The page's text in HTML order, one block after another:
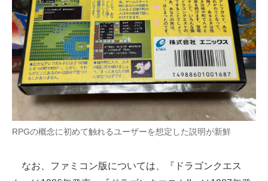
RPGの概念に初めて触れるユーザーを想定した説明が新鮮
なお、ファミコン版については、『ドラゴンクエス